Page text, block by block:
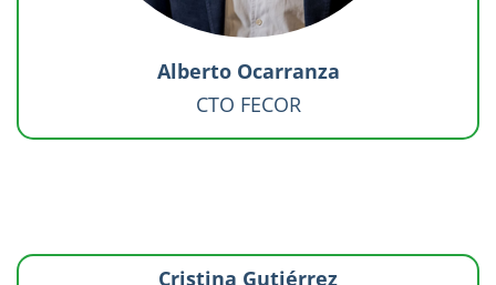
Alberto Ocarranza
CTO FECOR
Cristina Gutiérrez